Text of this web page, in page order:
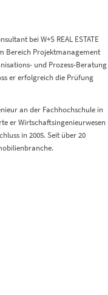
bei W+S REAL ESTATE
Bereich Projektmanagement
und Prozess-Beratung
er erfolgreich die Prüfung
an der Fachhochschule in
er Wirtschaftsingenieurwesen
in 2005. Seit über 20